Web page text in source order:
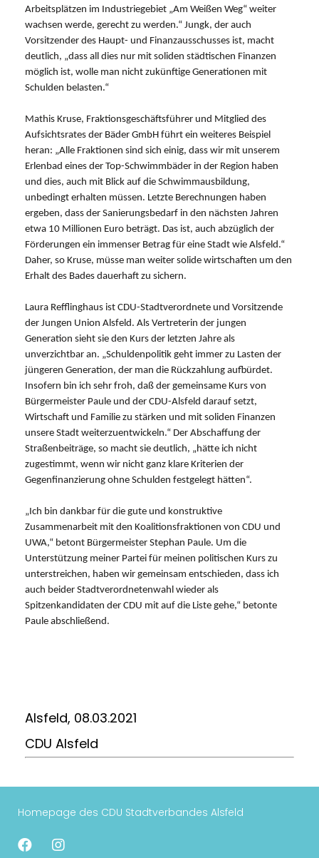
Arbeitsplätzen im Industriegebiet „Am Weißen Weg“ weiter
wachsen werde, gerecht zu werden.“ Jungk, der auch
Vorsitzender des Haupt- und Finanzausschusses ist, macht
deutlich, „dass all dies nur mit soliden städtischen Finanzen
möglich ist, wolle man nicht zukünftige Generationen mit
Schulden belasten.“
Mathis Kruse, Fraktionsgeschäftsführer und Mitglied des
Aufsichtsrates der Bäder GmbH führt ein weiteres Beispiel
heran: „Alle Fraktionen sind sich einig, dass wir mit unserem
Erlenbad eines der Top-Schwimmbäder in der Region haben
und dies, auch mit Blick auf die Schwimmausbildung,
unbedingt erhalten müssen. Letzte Berechnungen haben
ergeben, dass der Sanierungsbedarf in den nächsten Jahren
etwa 10 Millionen Euro beträgt. Das ist, auch abzüglich der
Förderungen ein immenser Betrag für eine Stadt wie Alsfeld.“
Daher, so Kruse, müsse man weiter solide wirtschaften um den
Erhalt des Bades dauerhaft zu sichern.
Laura Refflinghaus ist CDU-Stadtverordnete und Vorsitzende
der Jungen Union Alsfeld. Als Vertreterin der jungen
Generation sieht sie den Kurs der letzten Jahre als
unverzichtbar an. „Schuldenpolitik geht immer zu Lasten der
jüngeren Generation, der man die Rückzahlung aufbürdet.
Insofern bin ich sehr froh, daß der gemeinsame Kurs von
Bürgermeister Paule und der CDU-Alsfeld darauf setzt,
Wirtschaft und Familie zu stärken und mit soliden Finanzen
unsere Stadt weiterzuentwickeln.“ Der Abschaffung der
Straßenbeiträge, so macht sie deutlich, „hätte ich nicht
zugestimmt, wenn wir nicht ganz klare Kriterien der
Gegenfinanzierung ohne Schulden festgelegt hätten“.
Ich bin dankbar für die gute und konstruktive
Zusammenarbeit mit den Koalitionsfraktionen von CDU und
UWA,“ betont Bürgermeister Stephan Paule. Um die
Unterstützung meiner Partei für meinen politischen Kurs zu
unterstreichen, haben wir gemeinsam entschieden, dass ich
auch beider Stadtverordnetenwahl wieder als
Spitzenkandidaten der CDU mit auf die Liste gehe,“ betonte
Paule abschließend.
Alsfeld, 08.03.2021
CDU Alsfeld
Homepage des CDU Stadtverbandes Alsfeld